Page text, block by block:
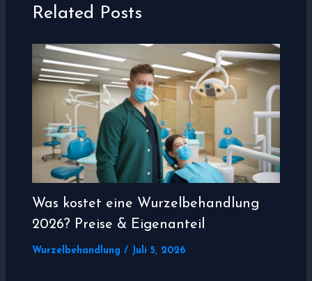
Related Posts
Was kostet eine Wurzelbehandlung
2026? Preise & Eigenanteil
Wurzelbehandlung / Juli 5, 2026